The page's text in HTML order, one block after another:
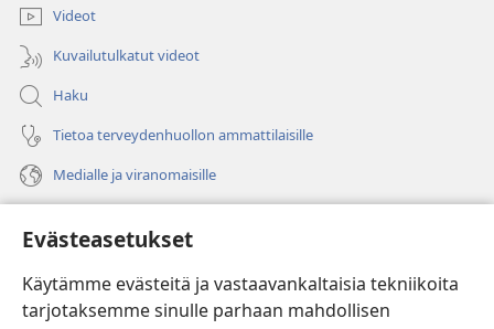
Evästeasetukset
Käytämme evästeitä ja vastaavankaltaisia tekniikoita
tarjotaksemme sinulle parhaan mahdollisen
Videot
Kuvailutulkatut videot
Haku
Tietoa terveydenhuollon ammattilaisille
Medialle ja viranomaisille
(avaa
uuden
ikkunan)